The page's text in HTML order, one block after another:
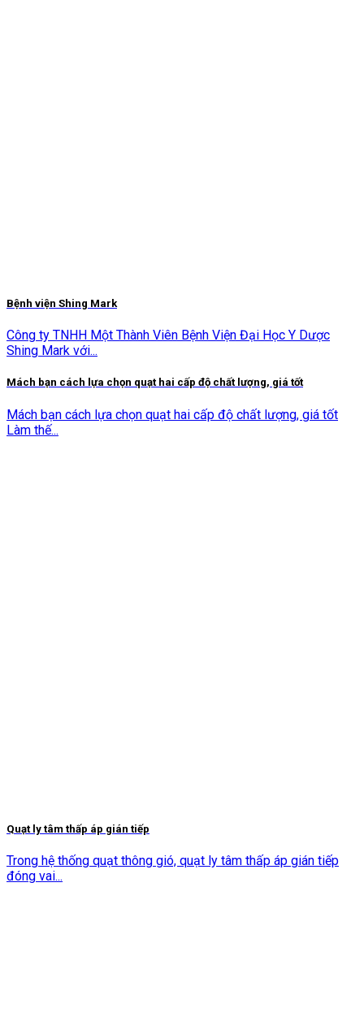
Bệnh viện Shing Mark
Công ty TNHH Một Thành Viên Bệnh Viện Đại Học Y Dược
Shing Mark với...
Mách bạn cách lựa chọn quạt hai cấp độ chất lượng, giá tốt
Mách bạn cách lựa chọn quạt hai cấp độ chất lượng, giá tốt
Làm thế...
Quạt ly tâm thấp áp gián tiếp
Trong hệ thống quạt thông gió, quạt ly tâm thấp áp gián tiếp
đóng vai...